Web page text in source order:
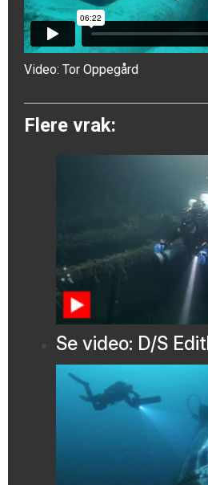
Video: Tor Oppegård
Flere vrak:
Se video: D/S